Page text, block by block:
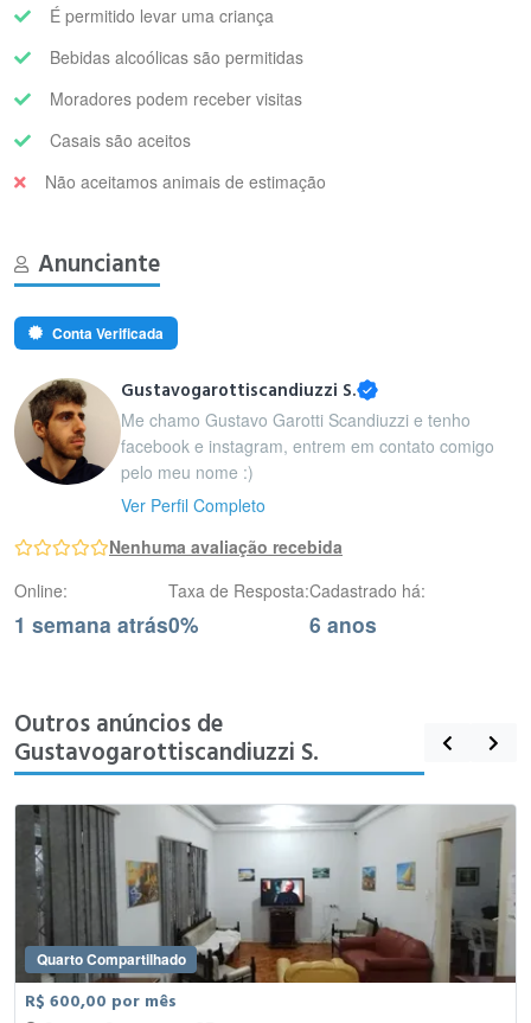
É permitido levar uma criança
Bebidas alcoólicas são permitidas
Moradores podem receber visitas
Casais são aceitos
Não aceitamos animais de estimação
Anunciante
Conta Verificada
Gustavogarottiscandiuzzi S.
Me chamo Gustavo Garotti Scandiuzzi e tenho
facebook e instagram, entrem em contato comigo
pelo meu nome :)
Ver Perfil Completo
Nenhuma avaliação recebida
Online:
1 semana atrás
Taxa de Resposta:
0%
Cadastrado há:
6 anos
Outros anúncios de
Gustavogarottiscandiuzzi S.
Quarto Compartilhado
R$ 600,00 por mês